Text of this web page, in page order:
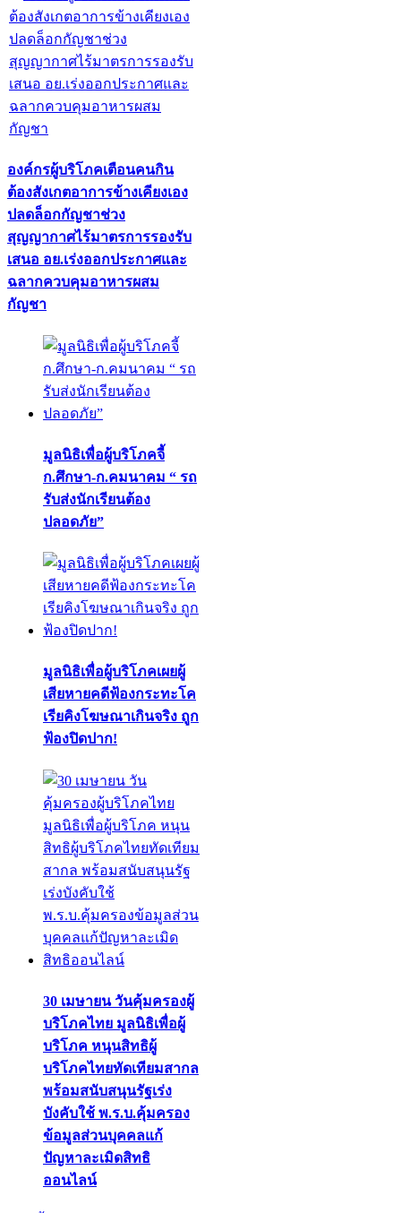
องค์กรผู้บริโภคเตือนคนกิน
ต้องสังเกตอาการข้างเคียงเอง
ปลดล็อกกัญชาช่วง
สุญญากาศไร้มาตรการรองรับ
เสนอ อย.เร่งออกประกาศและ
ฉลากควบคุมอาหารผสม
กัญชา
มูลนิธิเพื่อผู้บริโภคจี้
ก.ศึกษา-ก.คมนาคม “ รถ
รับส่งนักเรียนต้อง
ปลอดภัย”
มูลนิธิเพื่อผู้บริโภคเผยผู้
เสียหายคดีฟ้องกระทะโค
เรียคิงโฆษณาเกินจริง ถูก
ฟ้องปิดปาก!
30 เมษายน วันคุ้มครองผู้
บริโภคไทย มูลนิธิเพื่อผู้
บริโภค หนุนสิทธิผู้
บริโภคไทยทัดเทียมสากล
พร้อมสนับสนุนรัฐเร่ง
บังคับใช้ พ.ร.บ.คุ้มครอง
ข้อมูลส่วนบุคคลแก้
ปัญหาละเมิดสิทธิ
ออนไลน์